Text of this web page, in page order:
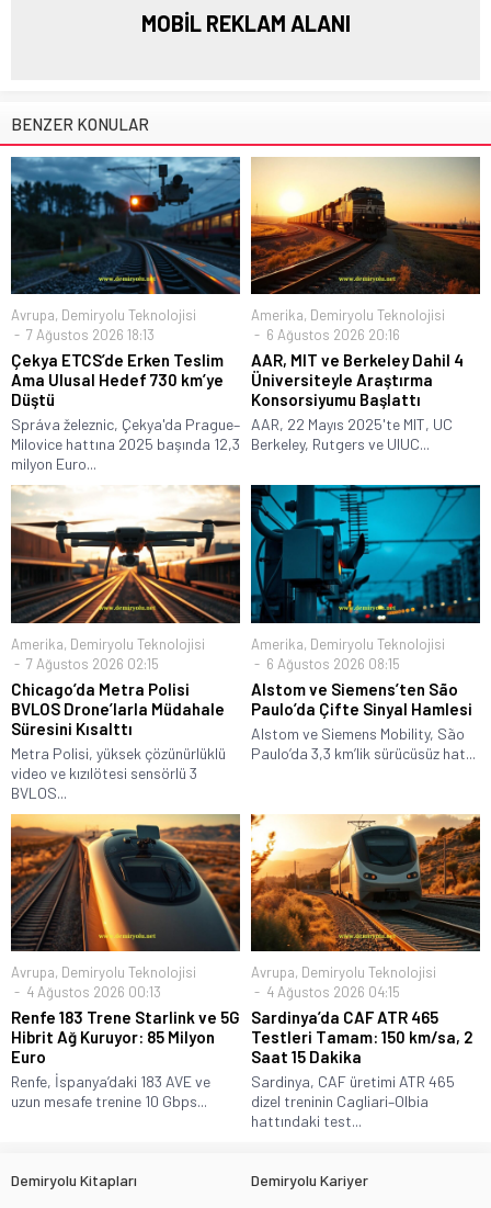
MOBİL REKLAM ALANI
BENZER KONULAR
Avrupa, Demiryolu Teknolojisi
7 Ağustos 2026 18:13
Çekya ETCS’de Erken Teslim
Ama Ulusal Hedef 730 km’ye
Düştü
Správa železnic, Çekya'da Prague–
Milovice hattına 2025 başında 12,3
milyon Euro...
Amerika, Demiryolu Teknolojisi
6 Ağustos 2026 20:16
AAR, MIT ve Berkeley Dahil 4
Üniversiteyle Araştırma
Konsorsiyumu Başlattı
AAR, 22 Mayıs 2025'te MIT, UC
Berkeley, Rutgers ve UIUC...
Amerika, Demiryolu Teknolojisi
7 Ağustos 2026 02:15
Chicago’da Metra Polisi
BVLOS Drone’larla Müdahale
Süresini Kısalttı
Metra Polisi, yüksek çözünürlüklü
video ve kızılötesi sensörlü 3
BVLOS...
Amerika, Demiryolu Teknolojisi
6 Ağustos 2026 08:15
Alstom ve Siemens’ten São
Paulo’da Çifte Sinyal Hamlesi
Alstom ve Siemens Mobility, São
Paulo’da 3,3 km’lik sürücüsüz hat...
Avrupa, Demiryolu Teknolojisi
4 Ağustos 2026 00:13
Renfe 183 Trene Starlink ve 5G
Hibrit Ağ Kuruyor: 85 Milyon
Euro
Renfe, İspanya’daki 183 AVE ve
uzun mesafe trenine 10 Gbps...
Avrupa, Demiryolu Teknolojisi
4 Ağustos 2026 04:15
Sardinya’da CAF ATR 465
Testleri Tamam: 150 km/sa, 2
Saat 15 Dakika
Sardinya, CAF üretimi ATR 465
dizel treninin Cagliari–Olbia
hattındaki test...
Demiryolu Kitapları Demiryolu Kariyer